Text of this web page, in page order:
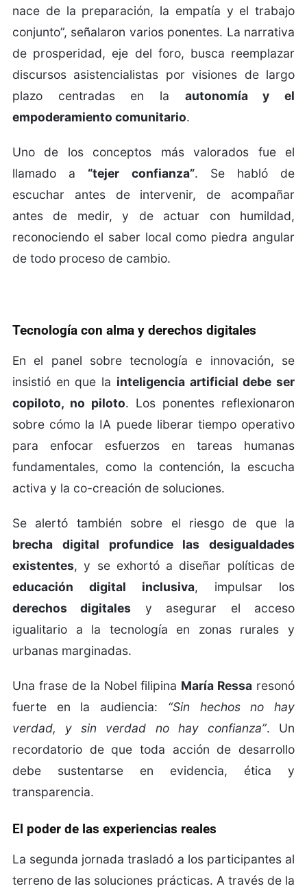
nace de la preparación, la empatía y el trabajo
conjunto”, señalaron varios ponentes. La narrativa
de prosperidad, eje del foro, busca reemplazar
discursos asistencialistas por visiones de largo
plazo centradas en la autonomía y el
empoderamiento comunitario.
Uno de los conceptos más valorados fue el
llamado a “tejer confianza”. Se habló de
escuchar antes de intervenir, de acompañar
antes de medir, y de actuar con humildad,
reconociendo el saber local como piedra angular
de todo proceso de cambio.
Tecnología con alma y derechos digitales
En el panel sobre tecnología e innovación, se
insistió en que la inteligencia artificial debe ser
copiloto, no piloto. Los ponentes reflexionaron
sobre cómo la IA puede liberar tiempo operativo
para enfocar esfuerzos en tareas humanas
fundamentales, como la contención, la escucha
activa y la co-creación de soluciones.
Se alertó también sobre el riesgo de que la
brecha digital profundice las desigualdades
existentes, y se exhortó a diseñar políticas de
educación digital inclusiva, impulsar los
derechos digitales y asegurar el acceso
igualitario a la tecnología en zonas rurales y
urbanas marginadas.
Una frase de la Nobel filipina María Ressa resonó
fuerte en la audiencia: “Sin hechos no hay
verdad, y sin verdad no hay confianza”. Un
recordatorio de que toda acción de desarrollo
debe sustentarse en evidencia, ética y
transparencia.
El poder de las experiencias reales
La segunda jornada trasladó a los participantes al
terreno de las soluciones prácticas. A través de la